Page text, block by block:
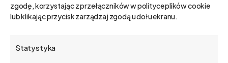
zgodę, korzystając z przełączników w polityce plików cookie
lub klikając przycisk zarządzaj zgodą u dołu ekranu.
Statystyka
CRM Tovar
oprogramowanie CRM